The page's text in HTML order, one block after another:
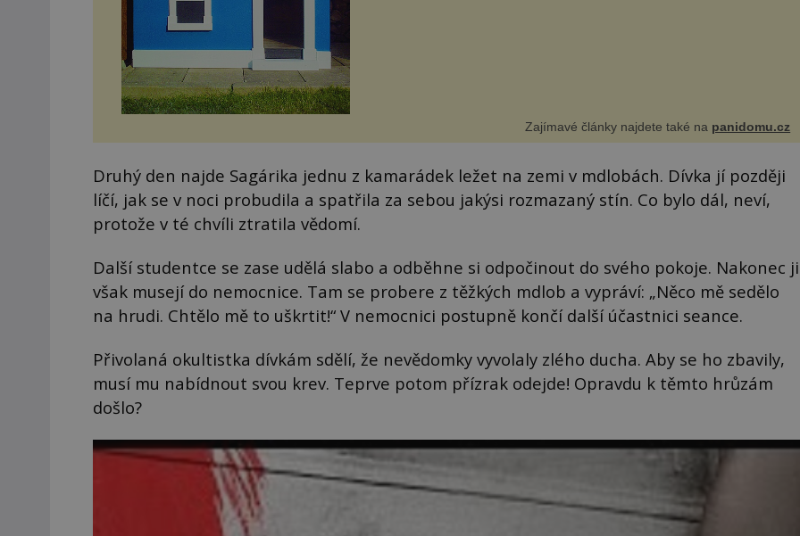
Zajímavé články najdete také na panidomu.cz
Druhý den najde Sagárika jednu z kamarádek ležet na zemi v mdlobách. Dívka jí později
líčí, jak se v noci probudila a spatřila za sebou jakýsi rozmazaný stín. Co bylo dál, neví,
protože v té chvíli ztratila vědomí.
Další studentce se zase udělá slabo a odběhne si odpočinout do svého pokoje. Nakonec ji
však musejí do nemocnice. Tam se probere z těžkých mdlob a vypráví: „Něco mě sedělo
na hrudi. Chtělo mě to uškrtit!“ V nemocnici postupně končí další účastnici seance.
Přivolaná okultistka dívkám sdělí, že nevědomky vyvolaly zlého ducha. Aby se ho zbavily,
musí mu nabídnout svou krev. Teprve potom přízrak odejde! Opravdu k těmto hrůzám
došlo?